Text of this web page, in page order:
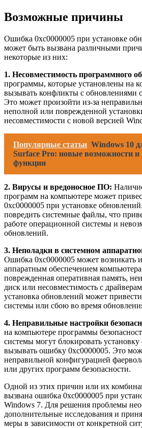
Возможные причины
Ошибка 0xc0000005 при установке
может быть вызвана различными
некоторые из них:
1. Несовместимость программного
программы, которые установлены на
вызывать конфликты с обновлениями
Это может произойти из-за
неполной или поврежденной
несовместимости с новой версией
Популярные статьи Windows 10
Surface Pro: новые возможности и
функции
2. Вирусы и вредоносное ПО:
программ на компьютере может
0xc0000005 при установке
повредить системные файлы, что
работе операционной системы и
обновлений.
3. Неполадки в системном
Ошибка 0xc0000005 может возникать
аппаратным обеспечением
поврежденная оперативная память,
диск или несовместимость с
установка обновлений может
системы или сбою во время
4. Неправильные настройки
на компьютере программы
системы могут блокировать
вызывать ошибку 0xc0000005. Это
неправильной конфигурацией
или других программ безопасности.
Одной из этих причин или их
вызвана ошибка 0xc0000005 при
Windows 7. Для решения проблемы
дополнительные исследования и
меры в зависимости от конкретной